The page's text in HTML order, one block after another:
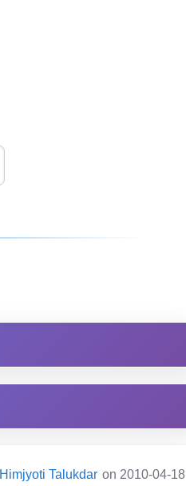
Himjyoti Talukdar on 2010-04-18